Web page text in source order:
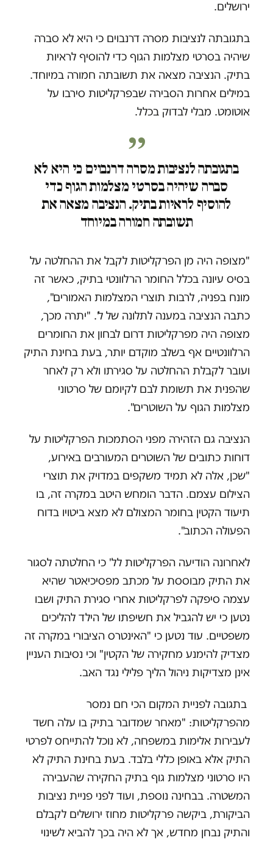
ירושלים.
בתגובתה לנציבות מסרה דרנבוים כי היא לא סברה
שיהיה בסרטי מצלמות הגוף כדי להוסיף לראיות
בתיק. הנציבה מצאה את תשובתה חמורה במיוחד.
במילים אחרות הסבירה שבפרקליטות סירבו על
אוטומט. מבלי לבדוק בכלל.
בתגובתה לנציבות מסרה דרנבוים כי היא לא
סברה שיהיה בסרטי מצלמות הגוף כדי
להוסיף לראיות בתיק. הנציבה מצאה את
תשובתה חמורה במיוחד
"מצופה היה מן הפרקליטות לקבל את ההחלטה על
בסיס עיונה בכלל החומר הרלוונטי בתיק, כאשר זה
מונח בפניה, לרבות תוצרי המצלמות האמורים",
כתבה הנציבה במענה לתלונה של ל'. "יתרה מכך,
מצופה היה מפרקליטות דרום לבחון את החומרים
הרלוונטיים אף בשלב מוקדם יותר, בעת בחינת התיק
ועובר לקבלת ההחלטה על סגירתו ולא רק לאחר
שהפנית את תשומת לבם לקיומם של סרטוני
מצלמות הגוף על השוטרים".
הנציבה גם הזהירה מפני הסתמכות הפרקליטות על
דוחות כתובים של השוטרים המעורבים באירוע,
"שכן, אלה לא תמיד משקפים במדויק את תוצרי
הצילום עצמם. הדבר הומחש היטב במקרה זה, בו
תיעוד הקטין בחומר המצולם לא מצא ביטויו בדוח
הפעולה הכתוב".
לאחרונה הודיעה הפרקליטות לל' כי החלטתה לסגור
את התיק מבוססת על מכתב מפסיכיאטר שהיא
עצמה סיפקה לפרקליטות אחרי סגירת התיק ושבו
נטען כי יש להגביל את חשיפתו של הילד להליכים
משפטיים. עוד נטען כי "האינטרס הציבורי במקרה זה
מצדיק להימנע מחקירה של הקטין" וכי נסיבות העניין
אינן מצדיקות ניהול הליך פלילי נגד האב.
בתגובה לפניית המקום הכי חם נמסר
מהפרקליטות: "מאחר שמדובר בתיק בו עלה חשד
לעבירות אלימות במשפחה, לא נוכל להתייחס לפרטי
התיק אלא באופן כללי בלבד. בעת בחינת התיק לא
היו סרטוני מצלמות גוף בתיק החקירה שהעבירה
המשטרה. בבחינה נוספת, ועוד לפני פניית נציבות
הביקורת, ביקשה פרקליטות מחוז ירושלים לקבלם
והתיק נבחן מחדש, אך לא היה בכך להביא לשינוי